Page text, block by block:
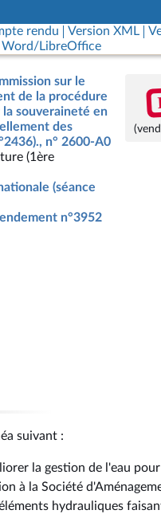
rendu Version XML
Word/LibreOffice
sur le
de la procédure
souveraineté en
des
n° 2600-A0
(1ère
(séance
n°3952
suivant :
la gestion de l'eau
à la Société
hydrauliques